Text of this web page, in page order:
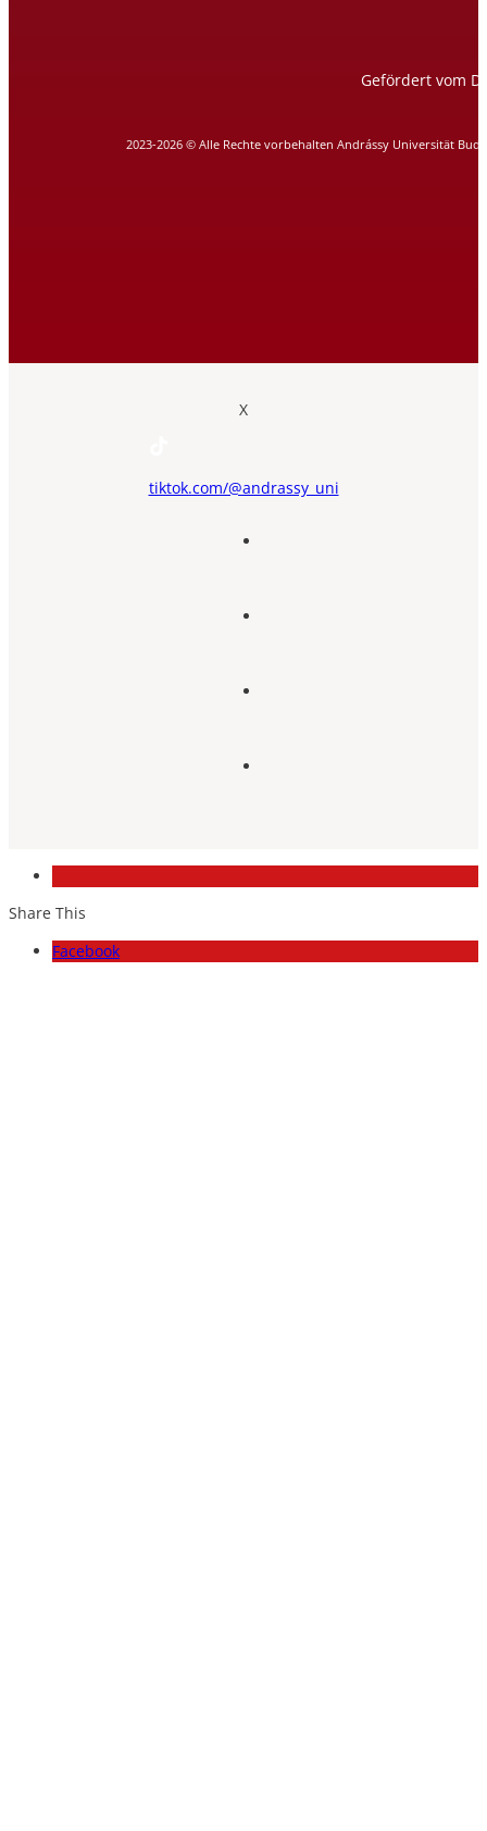
Gefördert vom
2023-2026 © Alle Rechte vorbehalten Andrássy Universität
X
tiktok.com/@andrassy_uni
Share This
Facebook